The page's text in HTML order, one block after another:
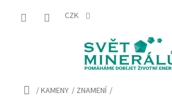
CZK
Domů
/KAMENY / ZNAMENÍ /